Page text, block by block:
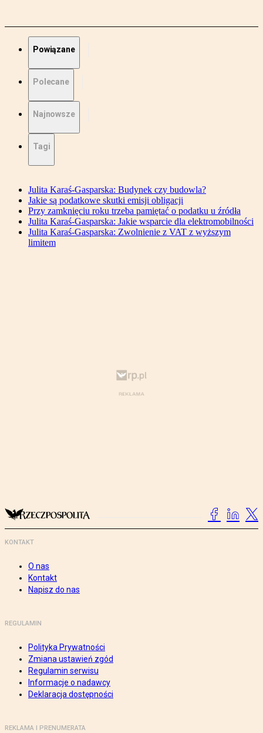
Powiązane
Polecane
Najnowsze
Tagi
Julita Karaś-Gasparska: Budynek czy budowla?
Jakie są podatkowe skutki emisji obligacji
Przy zamknięciu roku trzeba pamiętać o podatku u źródła
Julita Karaś-Gasparska: Jakie wsparcie dla elektromobilności
Julita Karaś-Gasparska: Zwolnienie z VAT z wyższym
limitem
KONTAKT
O nas
Kontakt
Napisz do nas
REGULAMIN
Polityka Prywatności
Zmiana ustawień zgód
Regulamin serwisu
Informacje o nadawcy
Deklaracja dostępności
REKLAMA I PRENUMERATA